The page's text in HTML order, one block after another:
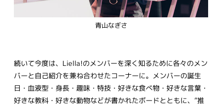
青山なぎさ
続いて今度は、Liella!のメンバーを深く知るために各々のメン
バーと自己紹介を兼ね合わせたコーナーに。メンバーの誕生
日・血液型・身長・趣味・特技・好きな食べ物・好きな言葉・
好きな教科・好きな動物などが書かれたボードとともに、”推